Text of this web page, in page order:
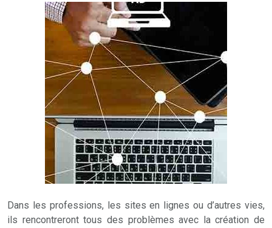
Dans les professions, les sites en lignes ou d’autres vies,
ils rencontreront tous des problèmes avec la création de